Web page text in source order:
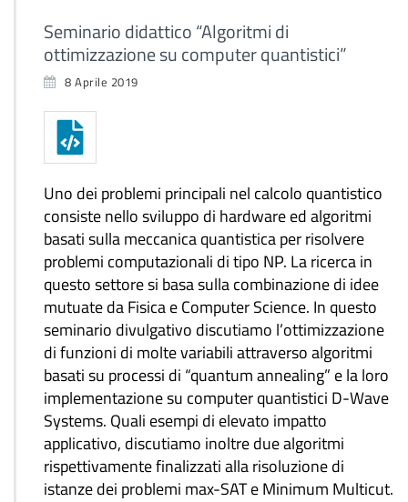
Seminario didattico “Algoritmi di
ottimizzazione su computer quantistici”
8 Aprile 2019
Uno dei problemi principali nel calcolo quantistico
consiste nello sviluppo di hardware ed algoritmi
basati sulla meccanica quantistica per risolvere
problemi computazionali di tipo NP. La ricerca in
questo settore si basa sulla combinazione di idee
mutuate da Fisica e Computer Science. In questo
seminario divulgativo discutiamo l’ottimizzazione
di funzioni di molte variabili attraverso algoritmi
basati su processi di “quantum annealing” e la loro
implementazione su computer quantistici D-Wave
Systems. Quali esempi di elevato impatto
applicativo, discutiamo inoltre due algoritmi
rispettivamente finalizzati alla risoluzione di
istanze dei problemi max-SAT e Minimum Multicut.